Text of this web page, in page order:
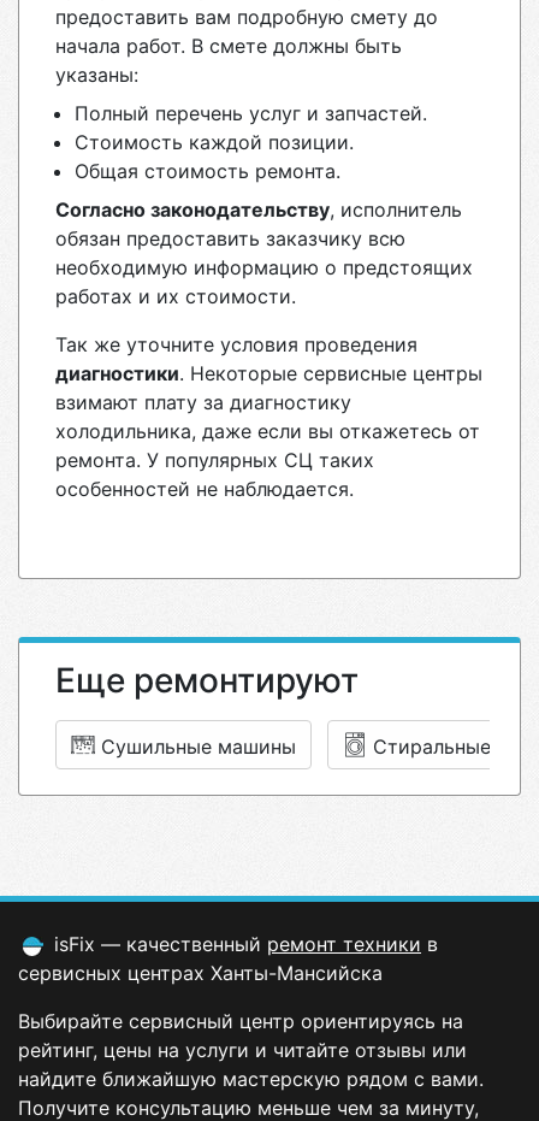
предоставить вам подробную смету до
начала работ. В смете должны быть
указаны:
Полный перечень услуг и запчастей.
Стоимость каждой позиции.
Общая стоимость ремонта.
Согласно законодательству, исполнитель
обязан предоставить заказчику всю
необходимую информацию о предстоящих
работах и их стоимости.
Так же уточните условия проведения
диагностики. Некоторые сервисные центры
взимают плату за диагностику
холодильника, даже если вы откажетесь от
ремонта. У популярных СЦ таких
особенностей не наблюдается.
Еще ремонтируют
Сушильные машины Стиральные
isFix — качественный ремонт техники в
сервисных центрах Ханты-Мансийска
Выбирайте сервисный центр ориентируясь на
рейтинг, цены на услуги и читайте отзывы или
найдите ближайшую мастерскую рядом с вами.
Получите консультацию меньше чем за минуту,